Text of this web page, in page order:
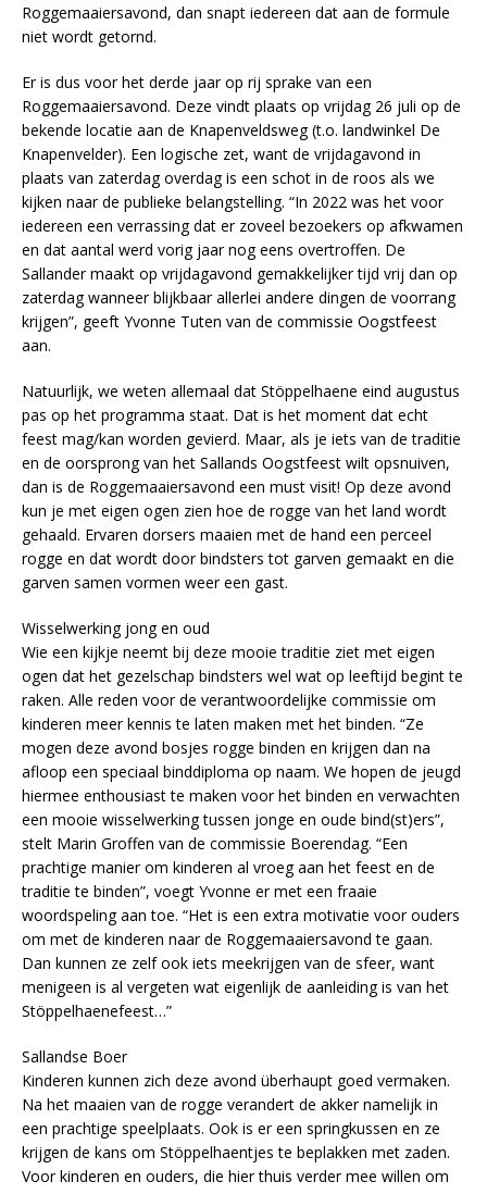
Roggemaaiersavond, dan snapt iedereen dat aan de formule
niet wordt getornd.
Er is dus voor het derde jaar op rij sprake van een
Roggemaaiersavond. Deze vindt plaats op vrijdag 26 juli op de
bekende locatie aan de Knapenveldsweg (t.o. landwinkel De
Knapenvelder). Een logische zet, want de vrijdagavond in
plaats van zaterdag overdag is een schot in de roos als we
kijken naar de publieke belangstelling. “In 2022 was het voor
iedereen een verrassing dat er zoveel bezoekers op afkwamen
en dat aantal werd vorig jaar nog eens overtroffen. De
Sallander maakt op vrijdagavond gemakkelijker tijd vrij dan op
zaterdag wanneer blijkbaar allerlei andere dingen de voorrang
krijgen”, geeft Yvonne Tuten van de commissie Oogstfeest
aan.
Natuurlijk, we weten allemaal dat Stöppelhaene eind augustus
pas op het programma staat. Dat is het moment dat echt
feest mag/kan worden gevierd. Maar, als je iets van de traditie
en de oorsprong van het Sallands Oogstfeest wilt opsnuiven,
dan is de Roggemaaiersavond een must visit! Op deze avond
kun je met eigen ogen zien hoe de rogge van het land wordt
gehaald. Ervaren dorsers maaien met de hand een perceel
rogge en dat wordt door bindsters tot garven gemaakt en die
garven samen vormen weer een gast.
Wisselwerking jong en oud
Wie een kijkje neemt bij deze mooie traditie ziet met eigen
ogen dat het gezelschap bindsters wel wat op leeftijd begint te
raken. Alle reden voor de verantwoordelijke commissie om
kinderen meer kennis te laten maken met het binden. “Ze
mogen deze avond bosjes rogge binden en krijgen dan na
afloop een speciaal binddiploma op naam. We hopen de jeugd
hiermee enthousiast te maken voor het binden en verwachten
een mooie wisselwerking tussen jonge en oude bind(st)ers”,
stelt Marin Groffen van de commissie Boerendag. “Een
prachtige manier om kinderen al vroeg aan het feest en de
traditie te binden”, voegt Yvonne er met een fraaie
woordspeling aan toe. “Het is een extra motivatie voor ouders
om met de kinderen naar de Roggemaaiersavond te gaan.
Dan kunnen ze zelf ook iets meekrijgen van de sfeer, want
menigeen is al vergeten wat eigenlijk de aanleiding is van het
Stöppelhaenefeest…”
Sallandse Boer
Kinderen kunnen zich deze avond überhaupt goed vermaken.
Na het maaien van de rogge verandert de akker namelijk in
een prachtige speelplaats. Ook is er een springkussen en ze
krijgen de kans om Stöppelhaentjes te beplakken met zaden.
Voor kinderen en ouders, die hier thuis verder mee willen om